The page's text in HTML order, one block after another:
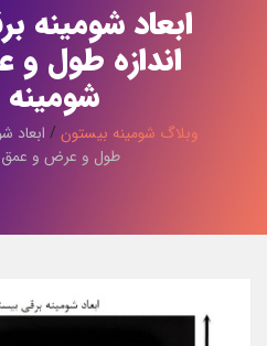
ابعاد شومینه
اندازه طول
وبلاگ شومینه بیستون / ابعاد
طول و عرض و عمق